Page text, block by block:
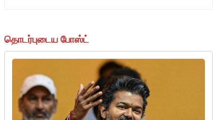
தொடர்புடைய போஸ்ட்